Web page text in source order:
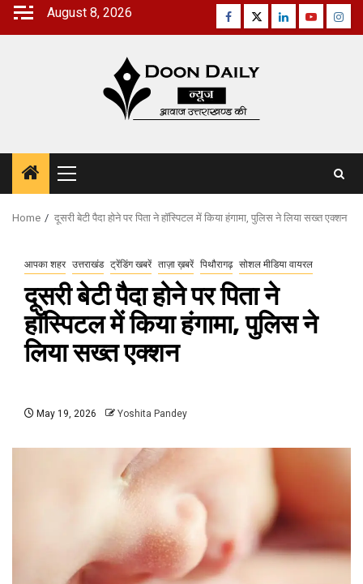
Skip
August 8, 2026 Facebook
TwitterLinkedinYoutube
Primary
Menu
Home दूसरी बेटी पैदा होने पर पिता ने हॉस्पिटल में किया हंगामा, पुलिस ने लिया सख्त एक्शन
आपका शहर उत्तराखंड ट्रेंडिंग खबरें ताज़ा ख़बरें पिथौरागढ़ सोशल मीडिया वायरल
दूसरी बेटी पैदा होने पर पिता ने
हॉस्पिटल में किया हंगामा, पुलिस ने
लिया सख्त एक्शन
May 19, 2026 Yoshita Pandey